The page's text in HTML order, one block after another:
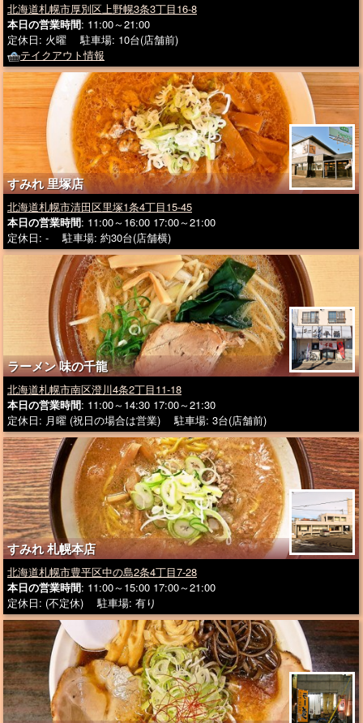
北海道札幌市厚別区上野幌3条3丁目16-8
本日の営業時間: 11:00～21:00
定休日: 火曜 駐車場: 10台(店舗前)
テイクアウト情報
すみれ 里塚店
北海道札幌市清田区里塚1条4丁目15-45
本日の営業時間: 11:00～16:00 17:00～21:00
定休日: - 駐車場: 約30台(店舗横)
ラーメン 味の千龍
北海道札幌市南区澄川4条2丁目11-18
本日の営業時間: 11:00～14:30 17:00～21:30
定休日: 月曜 (祝日の場合は営業) 駐車場: 3台(店舗前)
すみれ 札幌本店
北海道札幌市豊平区中の島2条4丁目7-28
本日の営業時間: 11:00～15:00 17:00～21:00
定休日: (不定休) 駐車場: 有り